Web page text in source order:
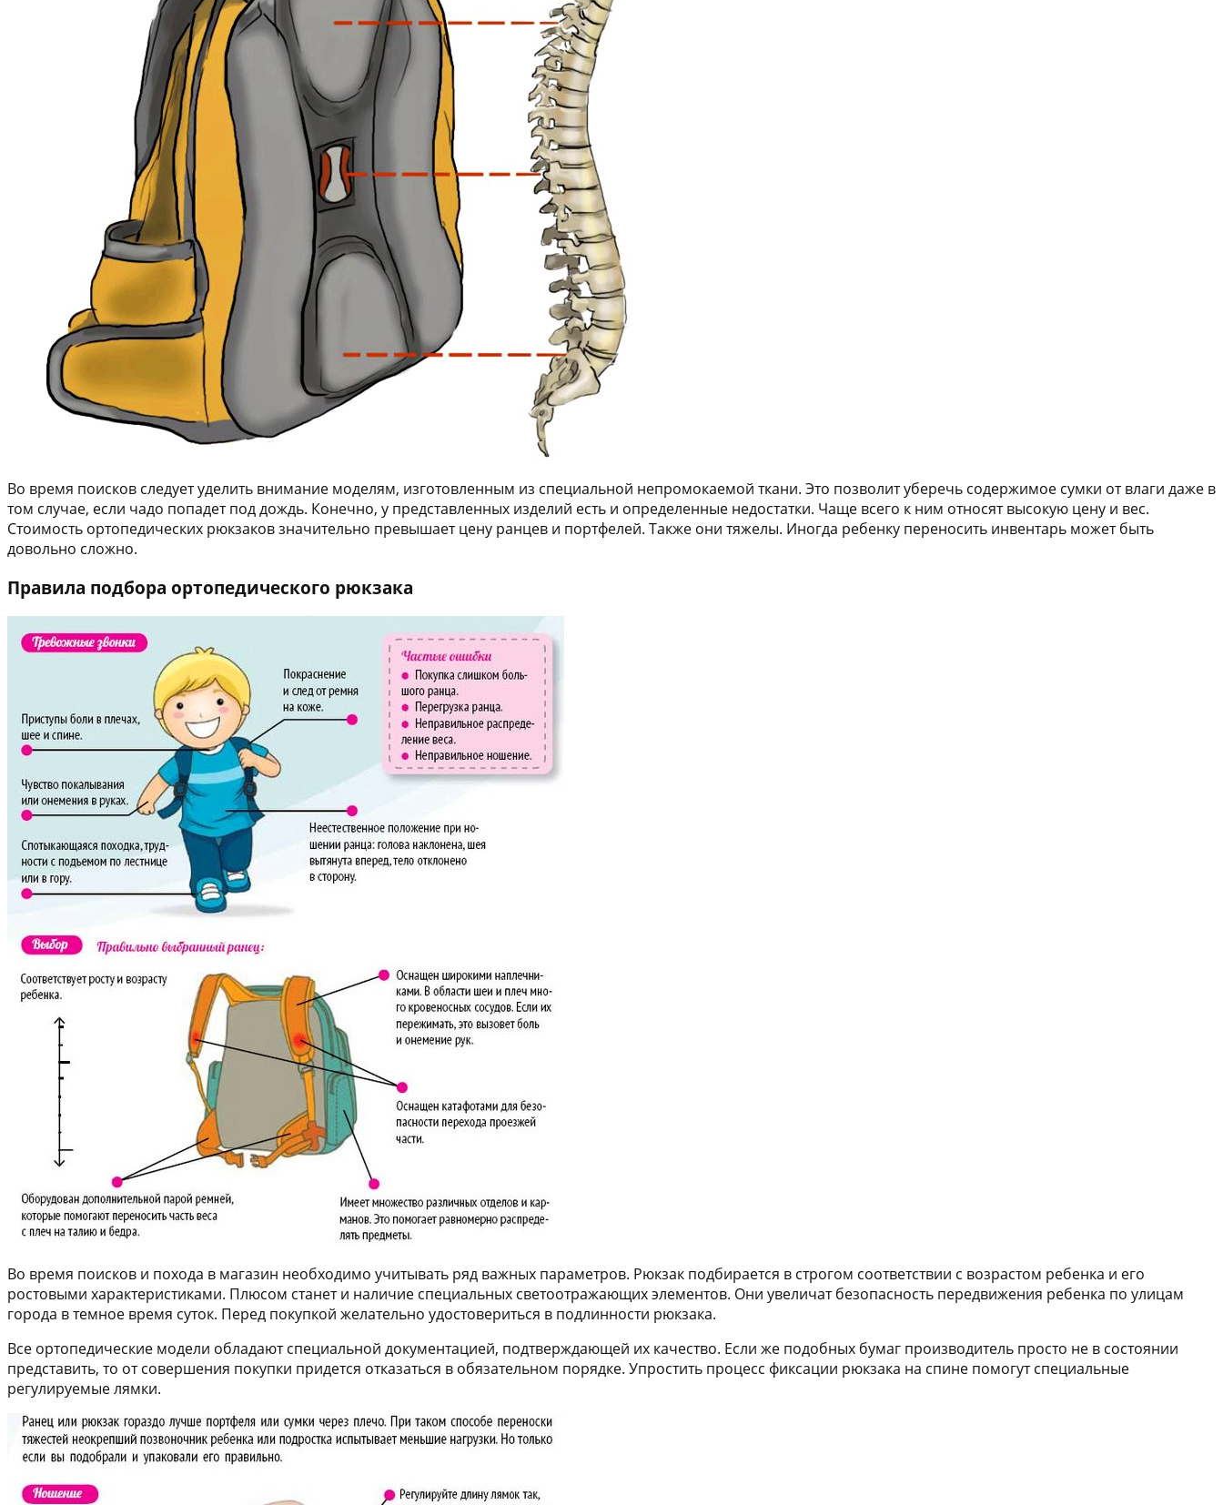
Во время поисков следует уделить внимание моделям, изготовленным из специальной непромокаемой ткани. Это позволит уберечь содержимое сумки от влаги даже в
том случае, если чадо попадет под дождь. Конечно, у представленных изделий есть и определенные недостатки. Чаще всего к ним относят высокую цену и вес.
Стоимость ортопедических рюкзаков значительно превышает цену ранцев и портфелей. Также они тяжелы. Иногда ребенку переносить инвентарь может быть
довольно сложно.
Правила подбора ортопедического рюкзака
Во время поисков и похода в магазин необходимо учитывать ряд важных параметров. Рюкзак подбирается в строгом соответствии с возрастом ребенка и его
ростовыми характеристиками. Плюсом станет и наличие специальных светоотражающих элементов. Они увеличат безопасность передвижения ребенка по улицам
города в темное время суток. Перед покупкой желательно удостовериться в подлинности рюкзака.
Все ортопедические модели обладают специальной документацией, подтверждающей их качество. Если же подобных бумаг производитель просто не в состоянии
представить, то от совершения покупки придется отказаться в обязательном порядке. Упростить процесс фиксации рюкзака на спине помогут специальные
регулируемые лямки.